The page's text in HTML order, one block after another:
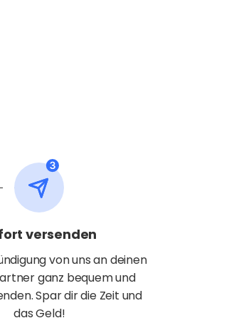
versenden
von uns an deinen
ganz bequem und
Spar dir die Zeit und
das Geld!